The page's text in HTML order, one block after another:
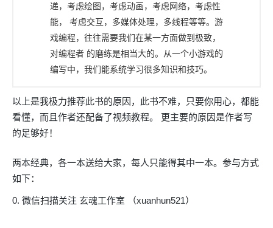
递，考虑绘图，考虑动画，考虑网络，考虑性
能， 考虑交互，多媒体处理，多线程等等。游
戏编程，往往需要我们在某一方面做到极致，
对编程者 的磨练是相当大的。从一个小游戏的
编写中，我们能系统学习很多知识和技巧。
以上是我极力推荐此书的原因，此书不难，只要你用心，都能
看懂，而且作者还配备了视频教程。 更主要的原因是作者写
的足够好！
两本经典，各一本送给大家，每人只能得其中一本。参与方式
如下：
0. 微信扫描关注 玄魂工作室 （xuanhun521）